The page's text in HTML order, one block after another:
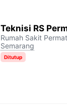
Teknisi RS
Rumah Sakit
Semarang
Ditutup